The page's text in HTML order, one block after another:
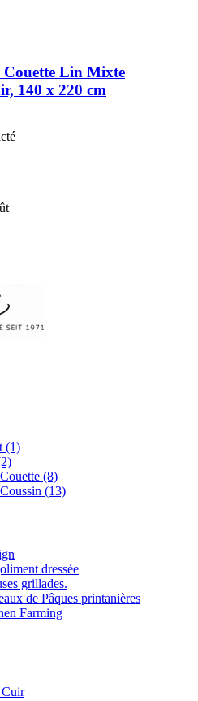
Couette Lin Mixte
140 x 220 cm
(1)
(8)
(13)
dressée
grillades.
de Pâques printanières
Farming